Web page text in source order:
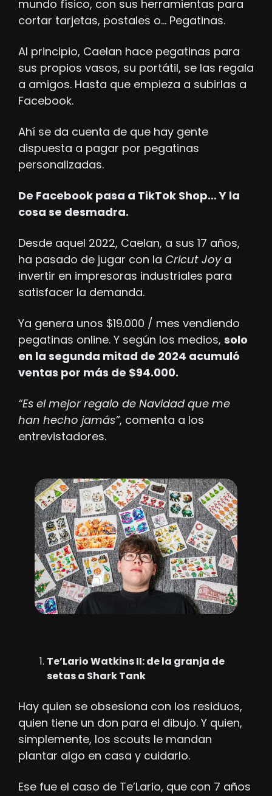
mundo físico, con sus herramientas para
cortar tarjetas, postales o… Pegatinas.
Al principio, Caelan hace pegatinas para
sus propios vasos, su portátil, se las regala
a amigos. Hasta que empieza a subirlas a
Facebook.
Ahí se da cuenta de que hay gente
dispuesta a pagar por pegatinas
personalizadas.
De Facebook pasa a TikTok Shop… Y la
cosa se desmadra.
Desde aquel 2022, Caelan, a sus 17 años,
ha pasado de jugar con la Cricut Joy a
invertir en impresoras industriales para
satisfacer la demanda.
Ya genera unos $19.000 / mes vendiendo
pegatinas online. Y según los medios, solo
en la segunda mitad de 2024 acumuló
ventas por más de $94.000.
“Es el mejor regalo de Navidad que me
han hecho jamás”, comenta a los
entrevistadores.
Te’Lario Watkins II: de la granja de
setas a Shark Tank
Hay quien se obsesiona con los residuos,
quien tiene un don para el dibujo. Y quien,
simplemente, los scouts le mandan
plantar algo en casa y cuidarlo.
Ese fue el caso de Te’Lario, que con 7 años